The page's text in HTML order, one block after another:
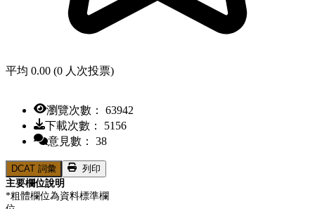
平均 0.00 (0 人次投票)
瀏覽次數： 63942
下載次數： 5156
意見數： 38
DCAT 詞彙
列印
主要欄位說明
*粗體欄位為資料標準欄